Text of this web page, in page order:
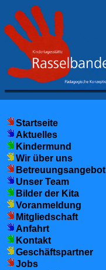
Startseite
Aktuelles
Kindermund
Wir über uns
Betreuungsangebot
Unser Team
Bilder der Kita
Voranmeldung
Mitgliedschaft
Anfahrt
Kontakt
Geschäftspartner
Jobs